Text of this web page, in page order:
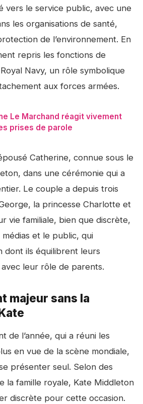
vers le service public, avec une
les organisations de santé,
de l’environnement. En
repris les fonctions de
Navy, un rôle symbolique
aux forces armées.
Le Marchand réagit vivement
prises de parole
Catherine, connue sous le
dans une cérémonie qui a
Le couple a depuis trois
la princesse Charlotte et
vie familiale, bien que discrète,
et le public, qui
dont ils équilibrent leurs
leur rôle de parents.
majeur sans la
de l’année, qui a réuni les
en vue de la scène mondiale,
présenter seul. Selon des
la famille royale, Kate Middleton
discrète pour cette occasion.